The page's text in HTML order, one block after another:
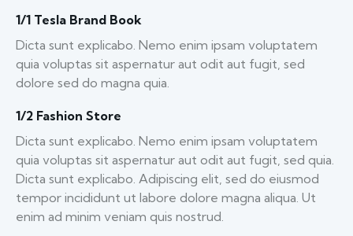
1/1 Tesla Brand Book
Dicta sunt explicabo. Nemo enim ipsam voluptatem
quia voluptas sit aspernatur aut odit aut fugit, sed
dolore sed do magna quia.
1/2 Fashion Store
Dicta sunt explicabo. Nemo enim ipsam voluptatem
quia voluptas sit aspernatur aut odit aut fugit, sed quia.
Dicta sunt explicabo. Adipiscing elit, sed do eiusmod
tempor incididunt ut labore dolore magna aliqua. Ut
enim ad minim veniam quis nostrud.